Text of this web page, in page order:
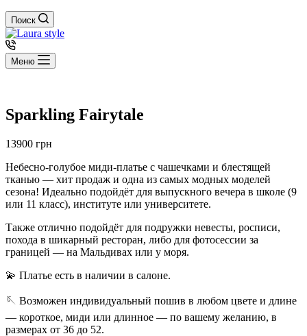
Поиск
Меню
Sparkling Fairytale
13900 грн
Небесно-голубое миди-платье с чашечками и блестящей
тканью — хит продаж и одна из самых модных моделей
сезона! Идеально подойдёт для выпускного вечера в школе (9
или 11 класс), институте или университете.
Также отлично подойдёт для подружки невесты, росписи,
похода в шикарный ресторан, либо для фотосессии за
границей — на Мальдивах или у моря.
💫 Платье есть в наличии в салоне.
🪡 Возможен индивидуальный пошив в любом цвете и длине
— короткое, миди или длинное — по вашему желанию, в
размерах от 36 до 52.